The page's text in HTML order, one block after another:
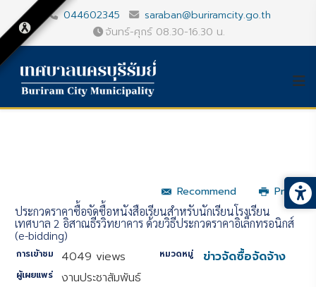
044602345
saraban@buriramcity.go.th
จันทร์-ศุกร์ 08.30-16.30 น.
Recommend
Print
ประกวดราคาซื้อจัดซื้อหนังสือเรียนสำหรับนักเรียนโรงเรียน
เทศบาล 2 อิสาณธีรวิทยาคาร ด้วยวิธีประกวดราคาอิเล็กทรอนิกส์
(e-bidding)
การเข้าชม 4049 views หมวดหมู่ ข่าวจัดซื้อจัดจ้าง
ผู้เผยแพร่ งานประชาสัมพันธ์